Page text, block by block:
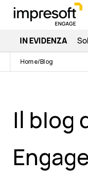
IN EVIDENZA
Home Blog
Il blog